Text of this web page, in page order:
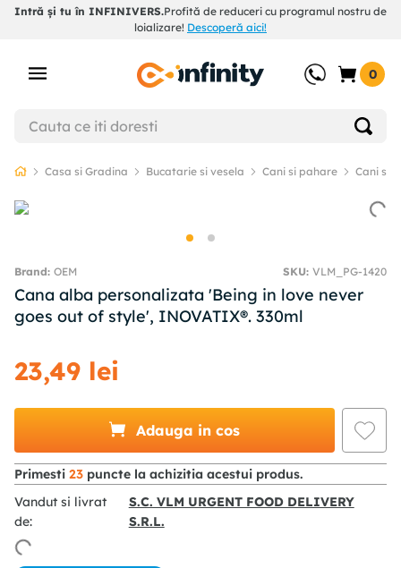
Intră și tu în INFINIVERS.Profită de reduceri cu programul nostru de
loializare! Descoperă aici!
0
Casa si Gradina Bucatarie si vesela Cani si pahare Cani si
OEM SKU: VLM_PG-1420
Cana alba personalizata 'Being in love never
goes out of style', INOVATIX®. 330ml
23,49 lei
Adauga in cos
Primesti 23 puncte la achizitia acestui produs.
Vandut si livrat
de:
S.C. VLM URGENT FOOD DELIVERY
S.R.L.